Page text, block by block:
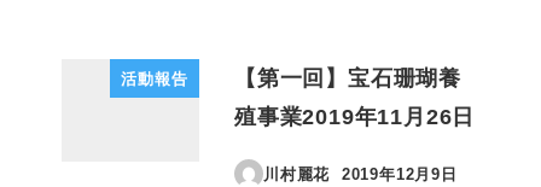
活動報告
【第一回】宝石珊瑚養
殖事業2019年11月26日
川村麗花 2019年12月9日